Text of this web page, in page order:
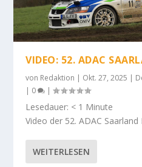
VIDEO: 52. ADAC
von Redaktion | Okt. 27, 2025 |
| 0 |
Lesedauer: < 1 Minute
Video der 52. ADAC Saarland
WEITERLESEN